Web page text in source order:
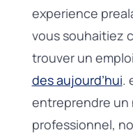
experience
vous souhaitiez
trouver un
des aujourd’hui.
entreprendre un
professionnel,